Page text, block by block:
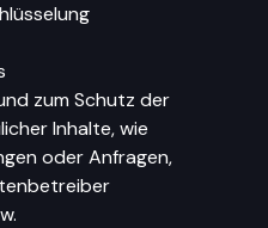
zum Schutz der
Inhalte, wie
oder Anfragen,